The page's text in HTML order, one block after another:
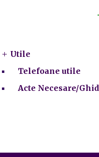
Utile
Telefoane utile
Acte Necesare/Ghid